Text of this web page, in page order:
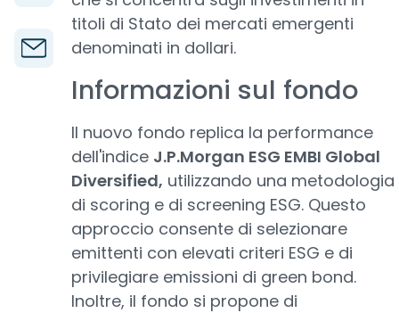
titoli di Stato dei mercati emergenti
denominati in dollari.
Informazioni sul fondo
Il nuovo fondo replica la performance
dell'indice J.P.Morgan ESG EMBI Global
Diversified, utilizzando una metodologia
di scoring e di screening ESG. Questo
approccio consente di selezionare
emittenti con elevati criteri ESG e di
privilegiare emissioni di green bond.
Inoltre, il fondo si propone di